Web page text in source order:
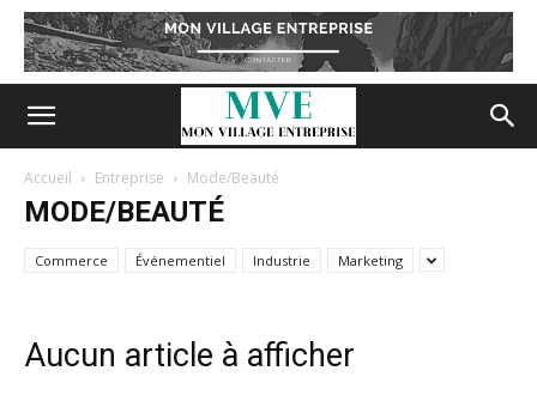
Accueil Entreprise Mode/Beauté
MODE/BEAUTÉ
Commerce Événementiel Industrie Marketing
Aucun article à afficher